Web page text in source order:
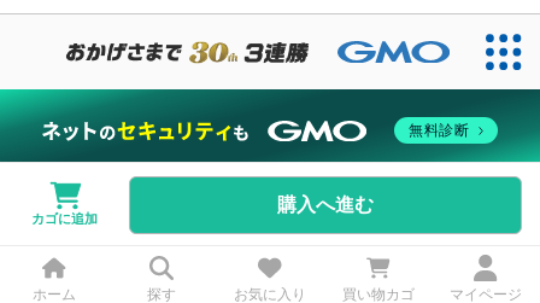
カゴに追加
購入へ進む
ホーム 探す お気に入り 買い物カゴ マイページ
無料診断